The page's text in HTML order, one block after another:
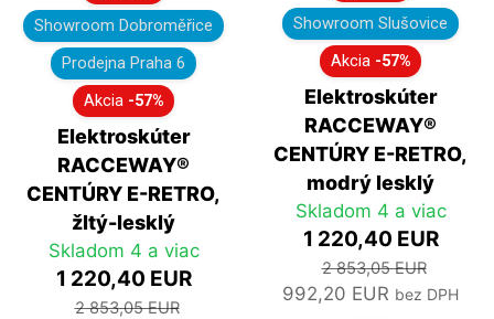
Showroom Dobroměřice
Prodejna Praha 6
Akcia -57%
Elektroskúter
RACCEWAY®
CENTÚRY E-RETRO,
žltý-lesklý
Skladom 4 a viac
1 220,40 EUR
2 853,05 EUR
Showroom Slušovice
Akcia -57%
Elektroskúter
RACCEWAY®
CENTÚRY E-RETRO,
modrý lesklý
Skladom 4 a viac
1 220,40 EUR
2 853,05 EUR
992,20 EUR bez DPH